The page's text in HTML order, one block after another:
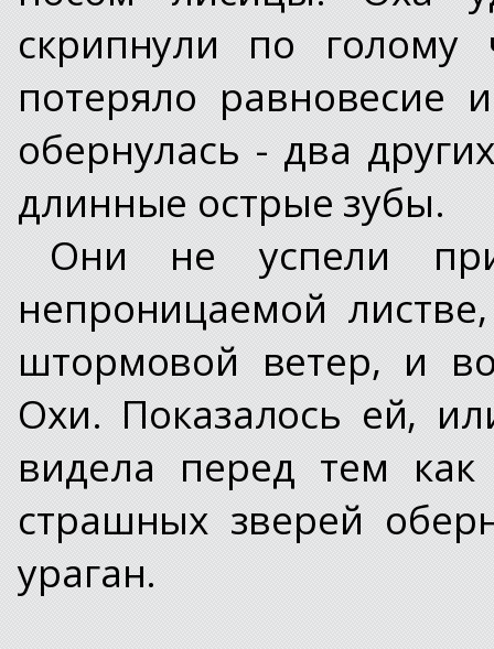
скрипнули по
потеряло равновесие
обернулась - два
длинные острые зубы.
Они не успели
непроницаемой
штормовой ветер, и
Охи. Показалось ей,
видела перед тем
страшных зверей
ураган.